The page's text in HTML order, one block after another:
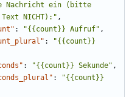
Nachricht ein (bitte
NICHT):" ,
: "{{count}} Aufruf" ,
:
"{{count}}
: "{{count}} Sekunde" ,
:
"{{count}}